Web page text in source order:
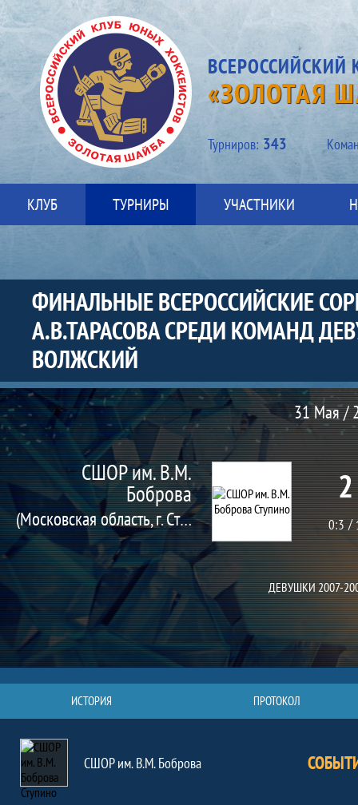
«ЗОЛОТАЯ
Турниров: 343
КЛУБ ТУРНИРЫ УЧАСТНИКИ
ФИНАЛЬНЫЕ ВСЕРОССИЙСКИЕ
А.В.ТАРАСОВА СРЕДИ КОМАНД
ВОЛЖСКИЙ
Матч
31 Мая /
СШОР им. В.М.
Боброва
(Московская область, г. Ступино) 0:3
ДЕВУШКИ 2007-
ИСТОРИЯ ПРОТОКОЛ
СШОР им. В.М. Боброва